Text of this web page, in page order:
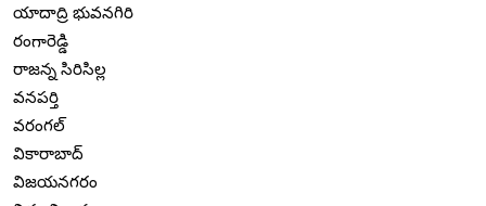
యాదాద్రి భువనగిరి
రంగారెడ్డి
రాజన్న సిరిసిల్ల
వనపర్తి
వరంగల్
వికారాబాద్
విజయనగరం